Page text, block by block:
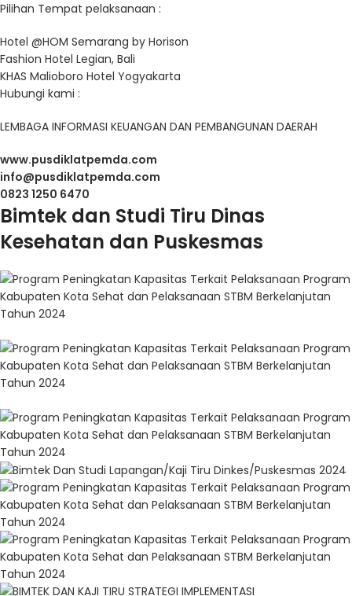
Pilihan Tempat pelaksanaan :
Hotel @HOM Semarang by Horison
Fashion Hotel Legian, Bali
KHAS Malioboro Hotel Yogyakarta
Hubungi kami :
LEMBAGA INFORMASI KEUANGAN DAN PEMBANGUNAN DAERAH
www.pusdiklatpemda.com
info@pusdiklatpemda.com
0823 1250 6470
Bimtek dan Studi Tiru Dinas
Kesehatan dan Puskesmas